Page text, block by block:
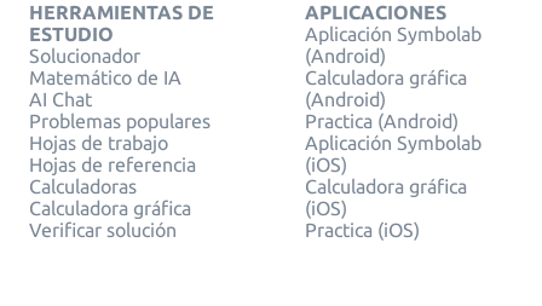
HERRAMIENTAS DE
ESTUDIO
Solucionador
Matemático de IA
AI Chat
Problemas populares
Hojas de trabajo
Hojas de referencia
Calculadoras
Calculadora gráfica
Verificar solución
APLICACIONES
Aplicación Symbolab
(Android)
Calculadora gráfica
(Android)
Practica (Android)
Aplicación Symbolab
(iOS)
Calculadora gráfica
(iOS)
Practica (iOS)